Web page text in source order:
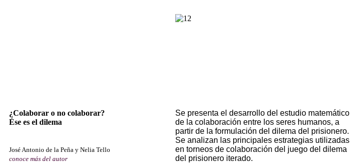
¿Colaborar o no colaborar?
Ése es el dilema
Se presenta el desarrollo del estudio matemático
de la colaboración entre los seres humanos, a
partir de la formulación del dilema del prisionero.
Se analizan las principales estrategias utilizadas
en torneos de colaboración del juego del dilema
del prisionero iterado.
José Antonio de la Peña y Nelia Tello
conoce más del autor